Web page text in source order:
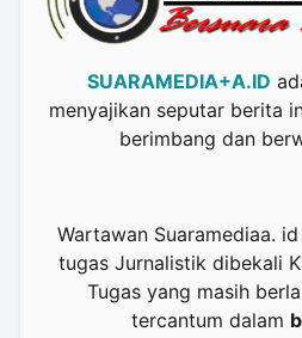
SUARAMEDIA+A.ID
menyajikan seputar berita
berimbang dan
Wartawan Suaramediaa.
tugas Jurnalistik dibekali
Tugas yang masih
tercantum dalam